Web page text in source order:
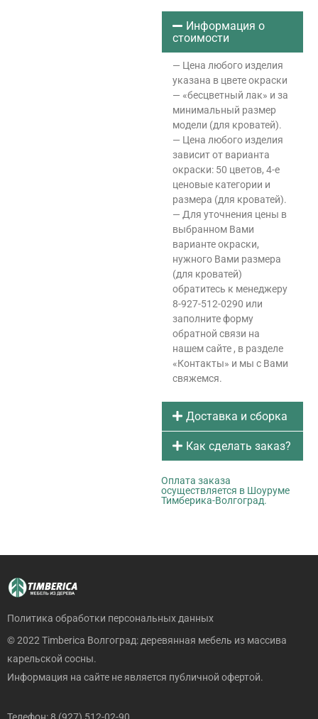
Информация о
стоимости
— Цена любого изделия
указана в цвете окраски
— «бесцветный лак» и за
минимальный размер
модели (для кроватей).
— Цена любого изделия
зависит от варианта
окраски: 50 цветов, 4-е
ценовые категории и
размера (для кроватей).
— Для уточнения цены в
выбранном Вами
варианте окраски,
нужного Вами размера
(для кроватей)
обратитесь к менеджеру
8-927-512-0290 или
заполните форму
обратной связи на
нашем сайте , в разделе
«Контакты» и мы с Вами
свяжемся.
Доставка и сборка
Как сделать заказ?
Оплата заказа
осуществляется в Шоуруме
Тимберика-Волгоград.
Политика обработки персональных данных
© 2022 Timberica Волгоград: деревянная мебель из массива
карельской сосны.
Информация на сайте не является публичной офертой.
Телефон: 8 (927) 512-02-90